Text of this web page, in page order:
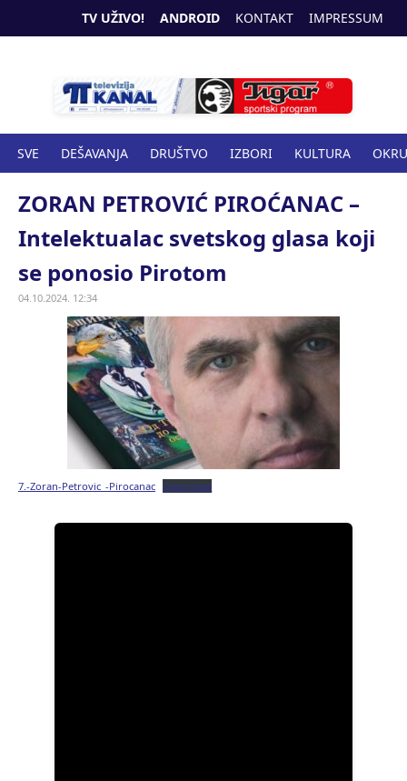
TV UŽIVO! ANDROID KONTAKT IMPRESSUM
SVE DEŠAVANJA DRUŠTVO IZBORI KULTURA
SPORT ZANIMLJIVOSTI ZDRAVSTVO
ZORAN PETROVIĆ PIROĆANAC –
Intelektualac svetskog glasa koji
se ponosio Pirotom
04.10.2024. 12:34
7.-Zoran-Petrovic_-Pirocanac Download